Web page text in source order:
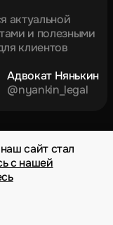
актуальной
и полезными
клиентов
Адвокат Нянькин
@nyankin_legal
сайт стал
с нашей